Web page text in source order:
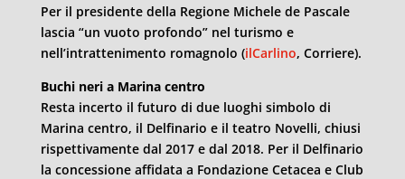
Per il presidente della Regione Michele de Pascale
lascia “un vuoto profondo” nel turismo e
nell’intrattenimento romagnolo (ilCarlino, Corriere).
Buchi neri a Marina centro
Resta incerto il futuro di due luoghi simbolo di
Marina centro, il Delfinario e il teatro Novelli, chiusi
rispettivamente dal 2017 e dal 2018. Per il Delfinario
la concessione affidata a Fondazione Cetacea e Club